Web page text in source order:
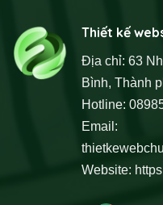
Thiết kế
Địa chỉ: 63
Bình, Thành
Hotline:
Email:
Website: